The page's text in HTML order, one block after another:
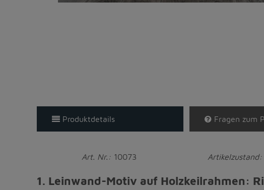
Produktdetails Fragen zum
Art. Nr.: 10073 Artikelzustand:
1. Leinwand-Motiv auf Holzkeilrahmen: